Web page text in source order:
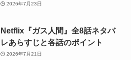
2026年7月23日
Netflix『ガス人間』全8話ネタバ
レあらすじと各話のポイント
2026年7月21日